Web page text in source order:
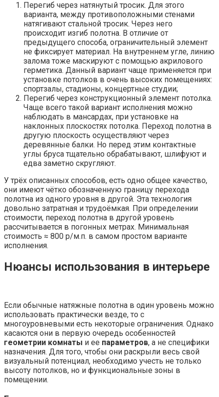
Перегиб через натянутый тросик. Для этого
варианта, между противоположными стенами
натягивают стальной тросик. Через него
происходит изгиб полотна. В отличие от
предыдущего способа, ограничительный элемент
не фиксирует материал. На внутреннем угле, линию
залома тоже маскируют с помощью акрилового
герметика. Данный вариант чаще применяется при
установке потолков в очень высоких помещениях:
спортзалы, стадионы, концертные студии;
Перегиб через конструкционный элемент потолка.
Чаще всего такой вариант исполнения можно
наблюдать в мансардах, при установке на
наклонных плоскостях потолка. Переход полотна в
другую плоскость осуществляют через
деревянные балки. Но перед этим контактные
углы бруса тщательно обрабатывают, шлифуют и
едва заметно скругляют.
У трёх описанных способов, есть одно общее качество,
они имеют чётко обозначенную границу перехода
полотна из одного уровня в другой. Эта технология
довольно затратная и трудоёмкая. При определении
стоимости, переход полотна в другой уровень
рассчитывается в погонных метрах. Минимальная
стоимость ≈ 800 р/м.п. в самом простом варианте
исполнения.
Нюансы использования в интерьере
Если обычные натяжные полотна в один уровень можно
использовать практически везде, то с
многоуровневыми есть некоторые ограничения. Однако
касаются они в первую очередь особенностей
геометрии комнаты и ее параметров, а не специфики
назначения. Для того, чтобы они раскрыли весь свой
визуальный потенциал, необходимо учесть не только
высоту потолков, но и функциональные зоны в
помещении.